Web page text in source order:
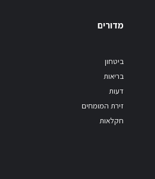
מדורים
ביטחון
בריאות
דעות
זירת המומחים
חקלאות